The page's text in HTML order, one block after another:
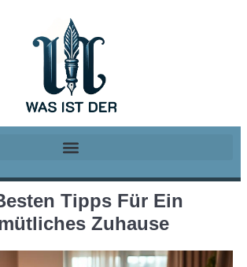
Tipps Für Ein
Zuhause